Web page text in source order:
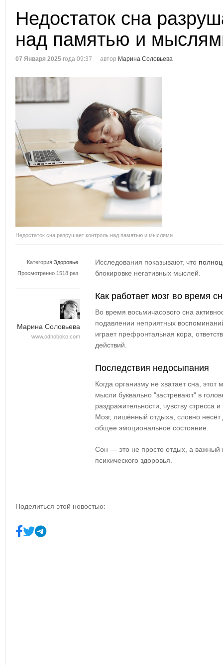
Недостаток сна
над памятью и
07 Января 2025 года 09:37 автор Марина Соловьева
Недостаток сна разрушает контроль над памятью и мыслями
Категория Здоровье
Просмотренно 1518 раз
Марина Соловьева
www.odnoboko.com
Исследования показывают, что
блокировке негативных мыслей.
Как работает мозг во время
Во время восьмичасового сна
подавлении неприятных
играет префронтальная кора,
действий.
Последствия недосыпания
Когда организму не хватает сна,
мысли буквально "застревают" в
раздражительности, чувству стресса
Мозг, лишённый отдыха, словно
общее эмоциональное состояние.
Сон — это не просто отдых, а важный
психического здоровья.
Поделиться этой новостью: